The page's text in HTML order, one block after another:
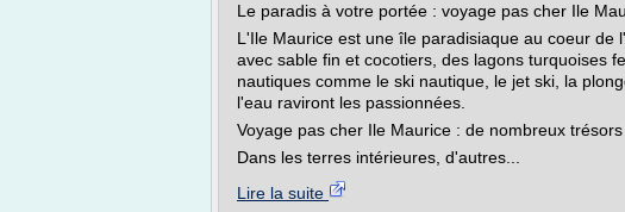
Le paradis à votre portée : voyage pas cher Ile
L'Ile Maurice est une île paradisiaque au coeur de
avec sable fin et cocotiers, des lagons turquoises
nautiques comme le ski nautique, le jet ski, la
l'eau raviront les passionnées.
Voyage pas cher Ile Maurice : de nombreux
Dans les terres intérieures, d'autres...
Lire la suite